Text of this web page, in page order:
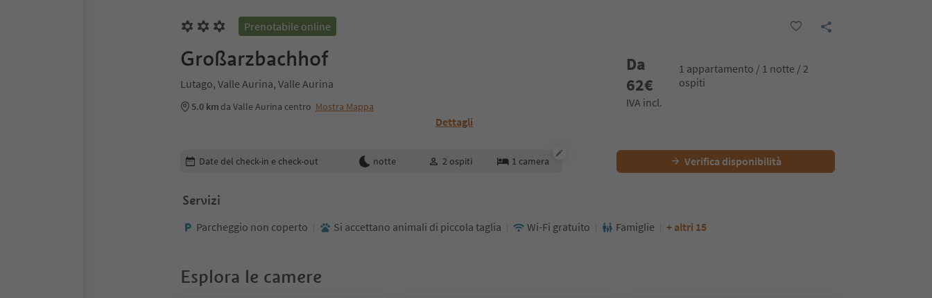
Prenotabile online
Großarzbachhof
Lutago, Valle Aurina, Valle Aurina
5.0 km da Valle Aurina centro Mostra Mappa
Dettagli
Da
62€
1 appartamento / 1 notte / 2
ospiti
IVA incl.
Modifica i dettagli della prenotazione
Date del check-in e check-out notte 2 ospiti 1 camera Verifica disponibilità
Servizi
Parcheggio non coperto Si accettano animali di piccola taglia Wi-Fi gratuito Famiglie + altri 15
Esplora le camere